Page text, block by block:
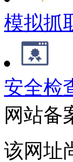
模拟抓
安全检
网站备
该网址